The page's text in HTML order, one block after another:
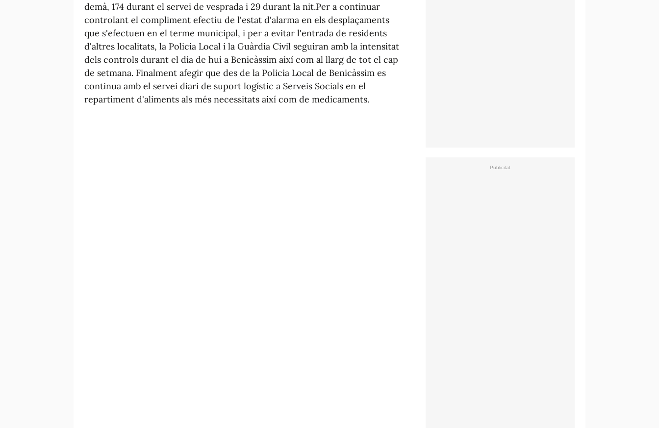
demà, 174 durant el servei de vesprada i 29 durant la nit.Per a continuar
controlant el compliment efectiu de l'estat d'alarma en els desplaçaments
que s'efectuen en el terme municipal, i per a evitar l'entrada de residents
d'altres localitats, la Policia Local i la Guàrdia Civil seguiran amb la intensitat
dels controls durant el dia de hui a Benicàssim així com al llarg de tot el cap
de setmana. Finalment afegir que des de la Policia Local de Benicàssim es
continua amb el servei diari de suport logístic a Serveis Socials en el
repartiment d'aliments als més necessitats així com de medicaments.